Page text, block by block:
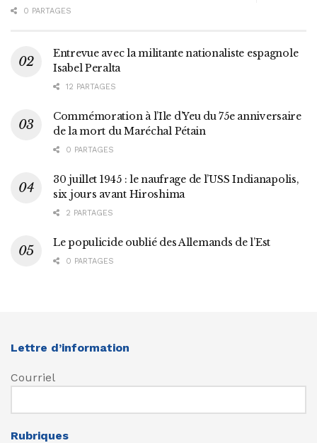
0 PARTAGES
Entrevue avec la militante nationaliste espagnole
Isabel Peralta
12 PARTAGES
Commémoration à l’Ile d’Yeu du 75e anniversaire
de la mort du Maréchal Pétain
0 PARTAGES
30 juillet 1945 : le naufrage de l’USS Indianapolis,
six jours avant Hiroshima
2 PARTAGES
Le populicide oublié des Allemands de l’Est
0 PARTAGES
Lettre d’information
Courriel
Rubriques